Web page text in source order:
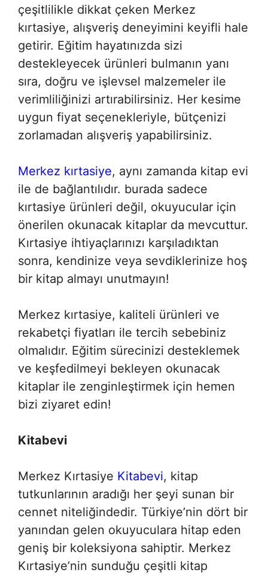
çeşitlilikle dikkat çeken Merkez
kırtasiye, alışveriş deneyimini keyifli hale
getirir. Eğitim hayatınızda sizi
destekleyecek ürünleri bulmanın yanı
sıra, doğru ve işlevsel malzemeler ile
verimliliğinizi artırabilirsiniz. Her kesime
uygun fiyat seçenekleriyle, bütçenizi
zorlamadan alışveriş yapabilirsiniz.
Merkez kırtasiye, aynı zamanda kitap evi
ile de bağlantılıdır. burada sadece
kırtasiye ürünleri değil, okuyucular için
önerilen okunacak kitaplar da mevcuttur.
Kırtasiye ihtiyaçlarınızı karşıladıktan
sonra, kendinize veya sevdiklerinize hoş
bir kitap almayı unutmayın!
Merkez kırtasiye, kaliteli ürünleri ve
rekabetçi fiyatları ile tercih sebebiniz
olmalıdır. Eğitim sürecinizi desteklemek
ve keşfedilmeyi bekleyen okunacak
kitaplar ile zenginleştirmek için hemen
bizi ziyaret edin!
Kitabevi
Merkez Kırtasiye Kitabevi, kitap
tutkunlarının aradığı her şeyi sunan bir
cennet niteliğindedir. Türkiye’nin dört bir
yanından gelen okuyuculara hitap eden
geniş bir koleksiyona sahiptir. Merkez
Kırtasiye’nin sunduğu çeşitli kitap